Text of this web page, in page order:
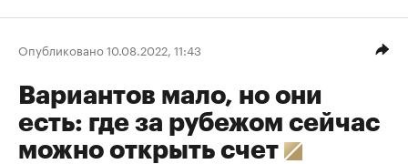
Опубликовано 10.08.2022, 11:43
Вариантов мало, но они
есть: где за рубежом сейчас
можно открыть счет